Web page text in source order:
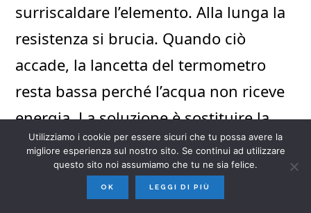
surriscaldare l’elemento. Alla lunga la
resistenza si brucia. Quando ciò
accade, la lancetta del termometro
resta bassa perché l’acqua non riceve
energia. La soluzione è sostituire la
resistenza. Non è un intervento
impossibile ma richiede di svuotare il
serbatoio, staccare la corrente e
Utilizziamo i cookie per essere sicuri che tu possa avere la
migliore esperienza sul nostro sito. Se continui ad utilizzare
questo sito noi assumiamo che tu ne sia felice.
OK LEGGI DI PIÙ